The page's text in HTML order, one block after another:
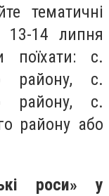
тематичні
14 липня
поїхати: с.
району, с.
району, с.
району або
роси» у